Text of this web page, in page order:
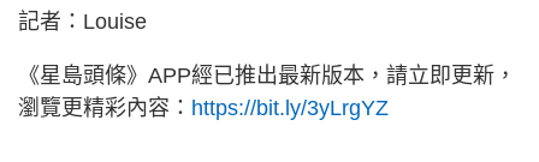
記者：Louise
《星島頭條》APP經已推出最新版本，請立即更新，
瀏覽更精彩內容： https://bit.ly/3yLrgYZ